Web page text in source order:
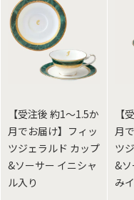
【受注後 約1～1.5か
月でお届け】フィッ
ツジェラルド カップ
&ソーサー イニシャ
ル入り
【
月
ツ
&ソ
み